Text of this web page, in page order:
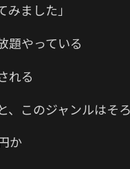
ました」
題やっている
れる
このジャンルはそ
か